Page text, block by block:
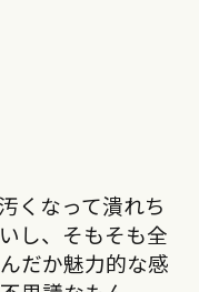
くなって潰れち
し、そもそも全
だか魅力的な感